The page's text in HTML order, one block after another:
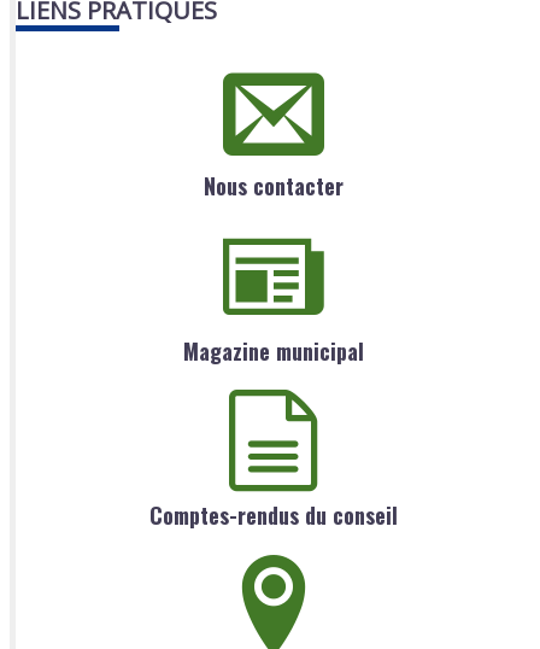
LIENS PRATIQUES
Nous contacter
Magazine municipal
Comptes-rendus du conseil